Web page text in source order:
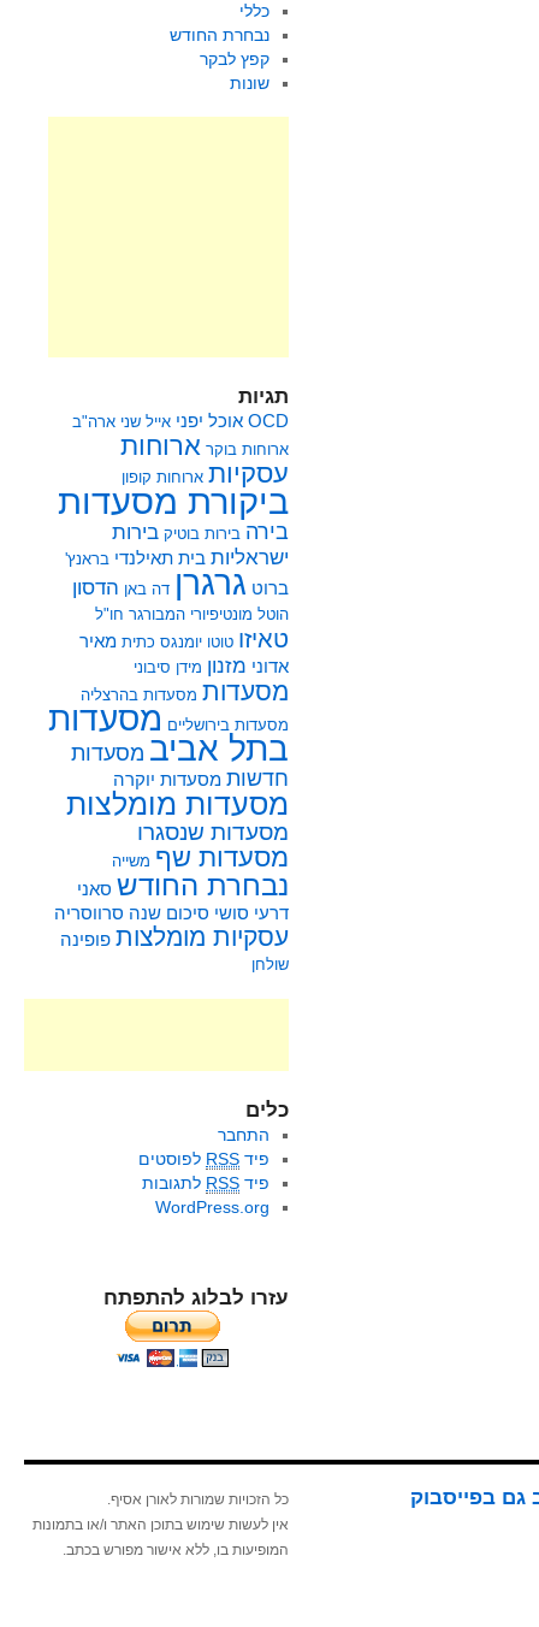
כללי
נבחרת החודש
קפץ לבקר
שונות
תגיות
OCD אוכל יפני אייל שני ארה"ב
ארוחות בוקר ארוחות
עסקיות ארוחות קופון
ביקורת מסעדות
בירה בירות בוטיק בירות
ישראליות בית תאילנדי בראנץ'
ברוט גרגרן דה באן הדסון
הוטל מונטיפיורי המבורגר חו"ל
טאיזו טוטו יומנגס כתית מאיר
אדוני מזנון מידן סיבוני
מסעדות מסעדות בהרצליה
מסעדות בירושליים מסעדות
בתל אביב מסעדות
חדשות מסעדות יוקרה
מסעדות מומלצות
מסעדות שנסגרו
מסעדות שף משייה
נבחרת החודש סאני
דרעי סושי סיכום שנה סרווסריה
עסקיות מומלצות פופינה
שולחן
כלים
התחבר
פיד RSS לפוסטים
פיד RSS לתגובות
WordPress.org
עזרו לבלוג להתפתח
גם בפייסבוק
כל הזכויות שמורות לאורן אסיף.
אין לעשות שימוש בתוכן האתר ו/או בתמונות
המופיעות בו, ללא אישור מפורש בכתב.